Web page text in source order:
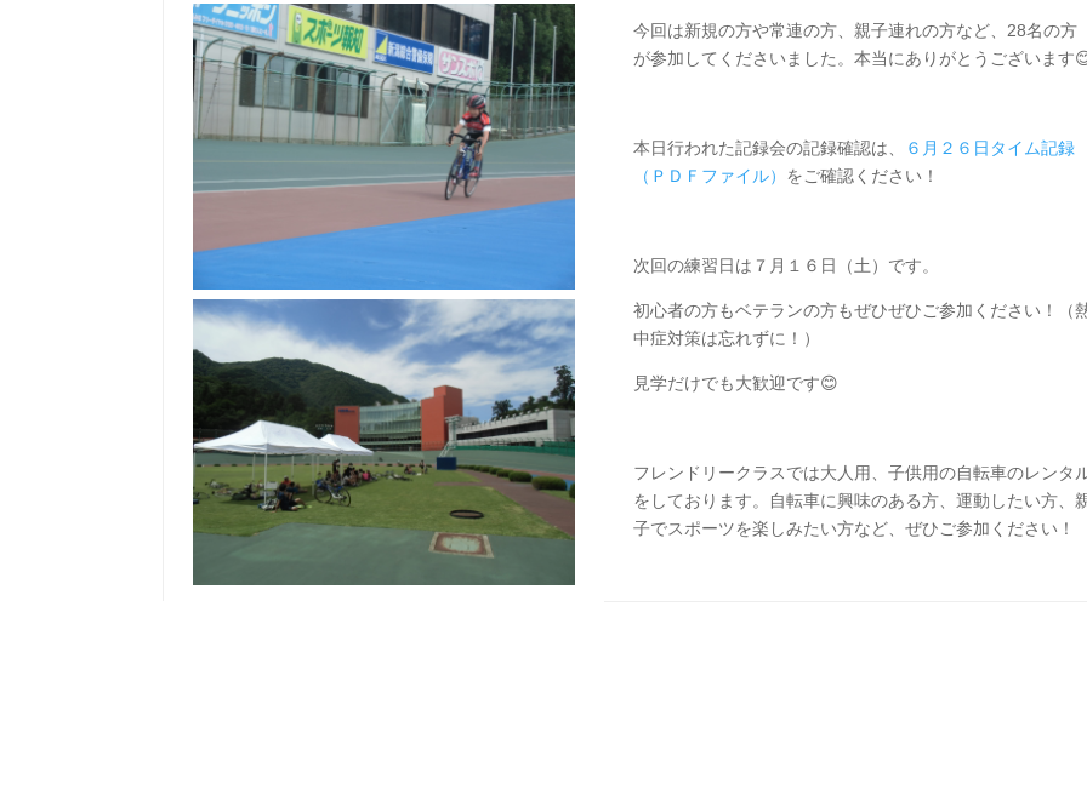
今回は新規の方や常連の方、親子連れの方など、28名の方
が参加してくださいました。本当にありがとうございます
本日行われた記録会の記録確認は、
６月２６日タイム記録
（ＰＤＦファイル） をご確認ください！
次回の練習日は７月１６日（土）です。
初心者の方もベテランの方もぜひぜひご参加ください！（
中症対策は忘れずに！）
見学だけでも大歓迎です😊
フレンドリークラスでは大人用、子供用の自転車のレンタ
をしております。自転車に興味のある方、運動したい方、
子でスポーツを楽しみたい方など、ぜひご参加ください！